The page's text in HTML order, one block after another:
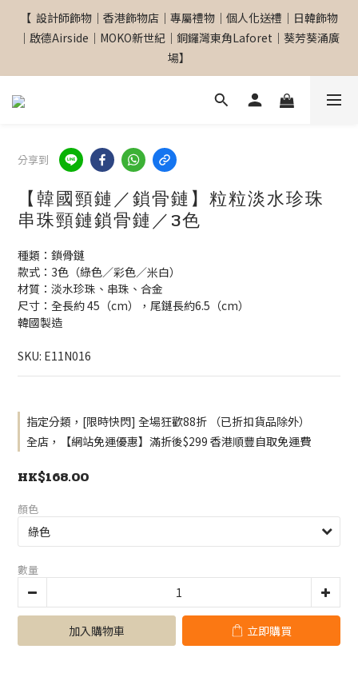
【  設計師飾物｜香港飾物店｜專屬禮物｜個人化送禮｜日韓飾物
｜啟德Airside｜MOKO新世紀｜銅鑼灣東角Laforet｜葵芳葵涌廣
場】
【  設計師飾物｜香港飾物店｜專屬禮物｜個人化送禮｜日韓飾物
｜啟德Airside｜MOKO新世紀｜銅鑼灣東角Laforet｜葵芳葵涌廣
場】
【專屬禮物 心意訂制館】最新上線
【  設計師飾物｜香港飾物店｜專屬禮物｜個人化送禮｜日韓飾物
｜啟德Airside｜MOKO新世紀｜銅鑼灣東角Laforet｜葵芳葵涌廣
分享到
【韓國頸鏈／鎖骨鏈】粒粒淡水珍珠
串珠頸鏈鎖骨鏈／3色
種類：鎖骨鏈
款式：3色（綠色／彩色／米白）
材質：淡水珍珠、串珠、合金
尺寸：全長約 45（cm），尾鏈長約6.5（cm）
韓國製造
SKU: E11N016
指定分類，[限時快閃] 全場狂歡88折 （已折扣貨品除外）
全店，【網站免運優惠】滿折後$299 香港順豐自取免運費
HK$168.00
顏色
數量
加入購物車 立即購買